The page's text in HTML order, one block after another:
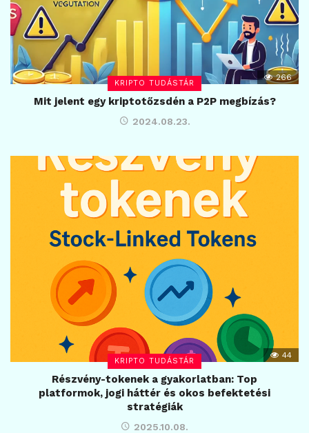
KRIPTO TUDÁSTÁR
266
Mit jelent egy kriptotőzsdén a P2P megbízás?
2024.08.23.
KRIPTO TUDÁSTÁR
44
Részvény-tokenek a gyakorlatban: Top
platformok, jogi háttér és okos befektetési
stratégiák
2025.10.08.